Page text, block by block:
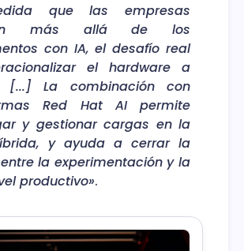
que las empresas
más allá de los
con IA, el desafío real
el hardware a
[...] La combinación con
Red Hat AI permite
y gestionar cargas en la
y ayuda a cerrar la
la experimentación y la
productivo».